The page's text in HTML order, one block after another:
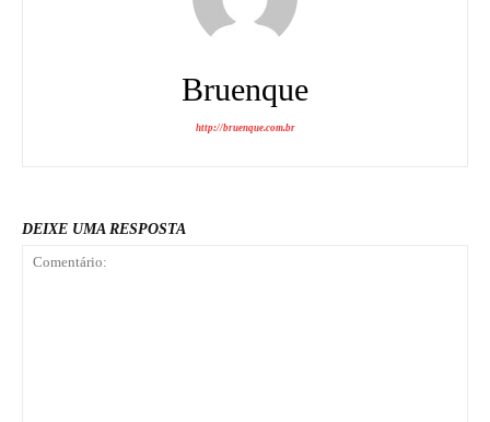
Bruenque
http://bruenque.com.br
DEIXE UMA RESPOSTA